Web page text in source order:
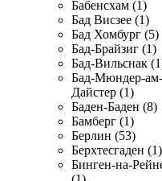
Бабенсхам (1)
Бад Висзее (1)
Бад Хомбург (5)
Бад-Брайзиг (1)
Бад-Вильснак
Бад-Мюндер-ам-
Дайстер (1)
Баден-Баден (8)
Бамберг (1)
Берлин (53)
Берхтесгаден (1)
Бинген-на-